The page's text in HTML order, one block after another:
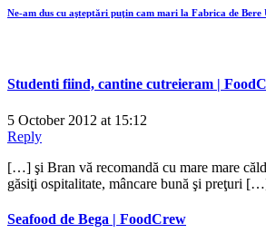
Ne-am dus cu aşteptări puţin cam mari la Fabrica de Bere
Studenti fiind, cantine cutreieram |
5 October 2012 at 15:12
Reply
[…] şi Bran vă recomandă cu mare mare
găsiţi ospitalitate, mâncare bună şi preţuri
Seafood de Bega | FoodCrew